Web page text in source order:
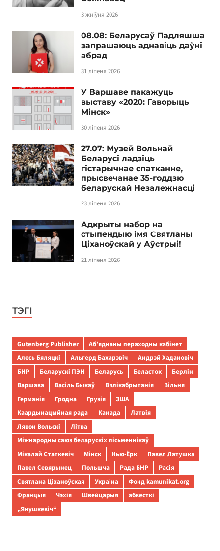
3 жніўня 2026
08.08: Беларусаў Падляшша
запрашаюць аднавіць даўні
абрад
31 ліпеня 2026
У Варшаве пакажуць
выставу «2020: Гаворыць
Мінск»
30 ліпеня 2026
27.07: Музей Вольнай
Беларусі ладзіць
гістарычнае спатканне,
прысвечанае 35-годдзю
беларускай Незалежнасці
23 ліпеня 2026
Адкрыты набор на
стыпендыю імя Святланы
Ціханоўскай у Аўстрыі!
21 ліпеня 2026
ТЭГІ
Gutenberg Publisher
Аб’яднаны пераходны кабінет
Алесь Бяляцкі
Альгерд Бахарэвіч
Андрэй Хадановіч
БНР
Беларускі ПЭН Беларусь Беласток
Берлін
Варшава
Васіль Быкаў Вялікабрытанія
Вільня
Германія
Гродна Грузія
ЗША
Каардынацыйная рада
Канада
Латвія
Лявон Вольскі
Літва
Міжнародны саюз беларускіх пісьменнікаў
Мікалай Статкевіч
Мінск Нью-Ёрк
Павел Латушка
Павел Севярынец
Польшча Рада БНР
Расія
Святлана Ціханоўская
Украіна
Фонд kamunikat.org
Францыя
Чэхія Швейцарыя
абвесткі
„Янушкевіч“